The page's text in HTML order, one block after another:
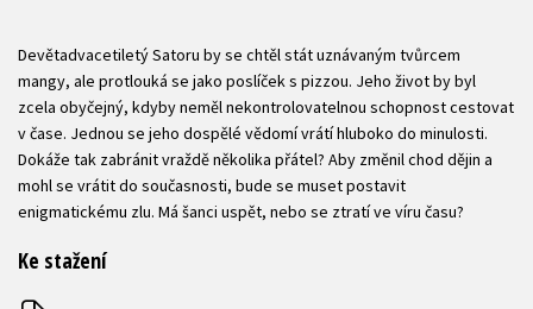
Devětadvacetiletý Satoru by se chtěl stát uznávaným tvůrcem
mangy, ale protlouká se jako poslíček s pizzou. Jeho život by byl
zcela obyčejný, kdyby neměl nekontrolovatelnou schopnost cestovat
v čase. Jednou se jeho dospělé vědomí vrátí hluboko do minulosti.
Dokáže tak zabránit vraždě několika přátel? Aby změnil chod dějin a
mohl se vrátit do současnosti, bude se muset postavit
enigmatickému zlu. Má šanci uspět, nebo se ztratí ve víru času?
Ke stažení